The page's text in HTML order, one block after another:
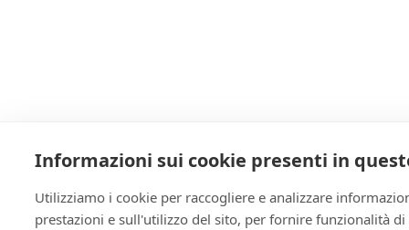
Informazioni sui cookie presenti in
Utilizziamo i cookie per raccogliere e analizzare
prestazioni e sull'utilizzo del sito, per fornire funzionalità di